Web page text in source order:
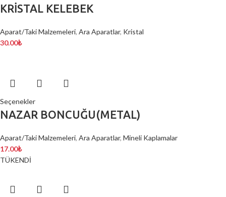
KRİSTAL KELEBEK
Aparat/Taki Malzemeleri, Ara Aparatlar, Kristal
30.00₺
Seçenekler
NAZAR BONCUĞU(METAL)
Aparat/Taki Malzemeleri, Ara Aparatlar, Mineli Kaplamalar
17.00₺
TÜKENDİ